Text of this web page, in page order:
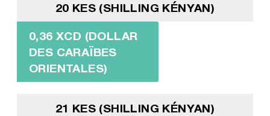
20 KES (SHILLING KÉNYAN)
0,36 XCD (DOLLAR
DES CARAÏBES
ORIENTALES)
21 KES (SHILLING KÉNYAN)